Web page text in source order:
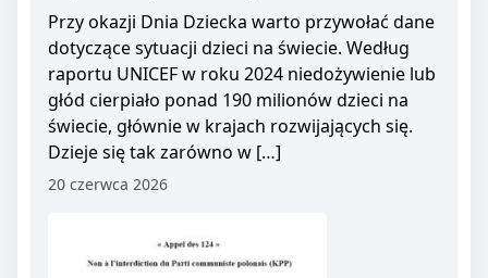
Przy okazji Dnia Dziecka warto przywołać dane
dotyczące sytuacji dzieci na świecie. Według
raportu UNICEF w roku 2024 niedożywienie lub
głód cierpiało ponad 190 milionów dzieci na
świecie, głównie w krajach rozwijających się.
Dzieje się tak zarówno w […]
20 czerwca 2026